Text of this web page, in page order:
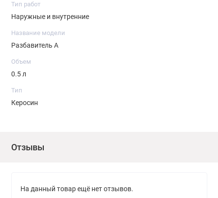
Тип работ
Наружные и внутренние
Название модели
Разбавитель А
Объем
0.5 л
Тип
Керосин
Отзывы
На данный товар ещё нет отзывов.